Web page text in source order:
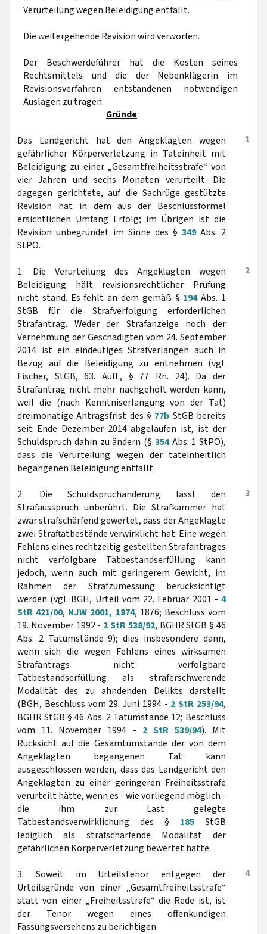
Verurteilung wegen Beleidigung entfällt.
Die weitergehende Revision wird verworfen.
Der Beschwerdeführer hat die Kosten seines
Rechtsmittels und die der Nebenklägerin im
Revisionsverfahren entstandenen notwendigen
Auslagen zu tragen.
Gründe
1
Das Landgericht hat den Angeklagten wegen
gefährlicher Körperverletzung in Tateinheit mit
Beleidigung zu einer „Gesamtfreiheitsstrafe“ von
vier Jahren und sechs Monaten verurteilt. Die
dagegen gerichtete, auf die Sachrüge gestützte
Revision hat in dem aus der Beschlussformel
ersichtlichen Umfang Erfolg; im Übrigen ist die
Revision unbegründet im Sinne des § 349Abs. 2
StPO.
2
1. Die Verurteilung des Angeklagten wegen
Beleidigung hält revisionsrechtlicher Prüfung
nicht stand. Es fehlt an dem gemäß § 194Abs. 1
StGB für die Strafverfolgung erforderlichen
Strafantrag. Weder der Strafanzeige noch der
Vernehmung der Geschädigten vom 24. September
2014 ist ein eindeutiges Strafverlangen auch in
Bezug auf die Beleidigung zu entnehmen (vgl.
Fischer, StGB, 63. Aufl., § 77 Rn. 24). Da der
Strafantrag nicht mehr nachgeholt werden kann,
weil die (nach Kenntniserlangung von der Tat)
dreimonatige Antragsfrist des § 77b StGB bereits
seit Ende Dezember 2014 abgelaufen ist, ist der
Schuldspruch dahin zu ändern (§ 354Abs. 1 StPO),
dass die Verurteilung wegen der tateinheitlich
begangenen Beleidigung entfällt.
3
2. Die Schuldspruchänderung lässt den
Strafausspruch unberührt. Die Strafkammer hat
zwar strafschärfend gewertet, dass der Angeklagte
zwei Straftatbestände verwirklicht hat. Eine wegen
Fehlens eines rechtzeitig gestellten Strafantrages
nicht verfolgbare Tatbestandserfüllung kann
jedoch, wenn auch mit geringerem Gewicht, im
Rahmen der Strafzumessung berücksichtigt
werden (vgl. BGH, Urteil vom 22. Februar 2001 - 4
StR 421/00, NJW 2001, 1874, 1876; Beschluss vom
19. November 1992 - 2 StR 538/92, BGHR StGB § 46
Abs. 2 Tatumstände 9); dies insbesondere dann,
wenn sich die wegen Fehlens eines wirksamen
Strafantrags nicht verfolgbare
Tatbestandserfüllung als straferschwerende
Modalität des zu ahndenden Delikts darstellt
(BGH, Beschluss vom 29. Juni 1994 - 2 StR 253/94,
BGHR StGB § 46 Abs. 2 Tatumstände 12; Beschluss
vom 11. November 1994 - 2 StR 539/94). Mit
Rücksicht auf die Gesamtumstände der von dem
Angeklagten begangenen Tat kann
ausgeschlossen werden, dass das Landgericht den
Angeklagten zu einer geringeren Freiheitsstrafe
verurteilt hätte, wenn es - wie vorliegend möglich -
die ihm zur Last gelegte
Tatbestandsverwirklichung des § 185 StGB
lediglich als strafschärfende Modalität der
gefährlichen Körperverletzung bewertet hätte.
4
3. Soweit im Urteilstenor entgegen der
Urteilsgründe von einer „Gesamtfreiheitsstrafe“
statt von einer „Freiheitsstrafe“ die Rede ist, ist
der Tenor wegen eines offenkundigen
Fassungsversehens zu berichtigen.